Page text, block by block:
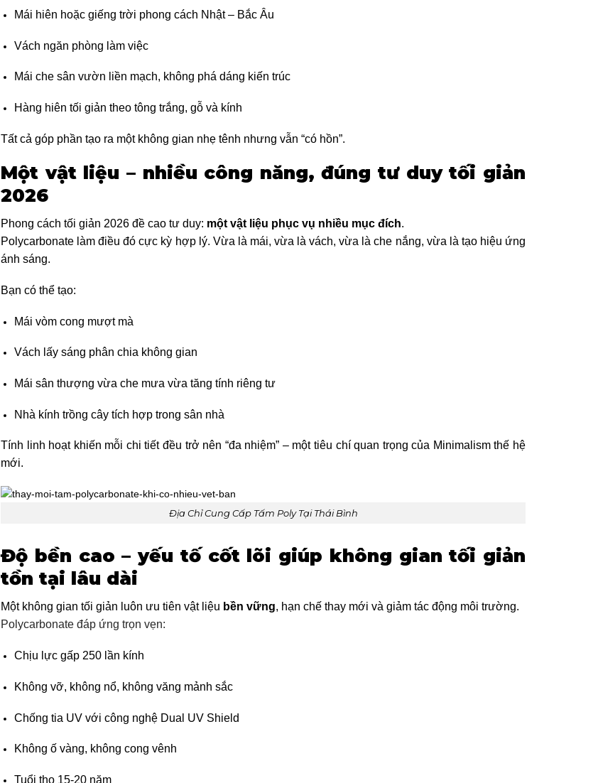
Mái hiên hoặc giếng trời phong cách Nhật – Bắc Âu
Vách ngăn phòng làm việc
Mái che sân vườn liền mạch, không phá dáng kiến trúc
Hàng hiên tối giản theo tông trắng, gỗ và kính
Tất cả góp phần tạo ra một không gian nhẹ tênh nhưng vẫn “có hồn”.
Một vật liệu – nhiều công năng, đúng tư duy tối giản
2026
Phong cách tối giản 2026 đề cao tư duy: một vật liệu phục vụ nhiều mục đích.
Polycarbonate làm điều đó cực kỳ hợp lý. Vừa là mái, vừa là vách, vừa là che nắng, vừa là tạo hiệu ứng
ánh sáng.
Bạn có thể tạo:
Mái vòm cong mượt mà
Vách lấy sáng phân chia không gian
Mái sân thượng vừa che mưa vừa tăng tính riêng tư
Nhà kính trồng cây tích hợp trong sân nhà
Tính linh hoạt khiến mỗi chi tiết đều trở nên “đa nhiệm” – một tiêu chí quan trọng của Minimalism thế hệ
mới.
Địa Chỉ Cung Cấp Tấm Poly Tại Thái Bình
Độ bền cao – yếu tố cốt lõi giúp không gian tối giản
tồn tại lâu dài
Một không gian tối giản luôn ưu tiên vật liệu bền vững, hạn chế thay mới và giảm tác động môi trường.
Polycarbonate đáp ứng trọn vẹn:
Chịu lực gấp 250 lần kính
Không vỡ, không nổ, không văng mảnh sắc
Chống tia UV với công nghệ Dual UV Shield
Không ố vàng, không cong vênh
Tuổi thọ 15-20 năm